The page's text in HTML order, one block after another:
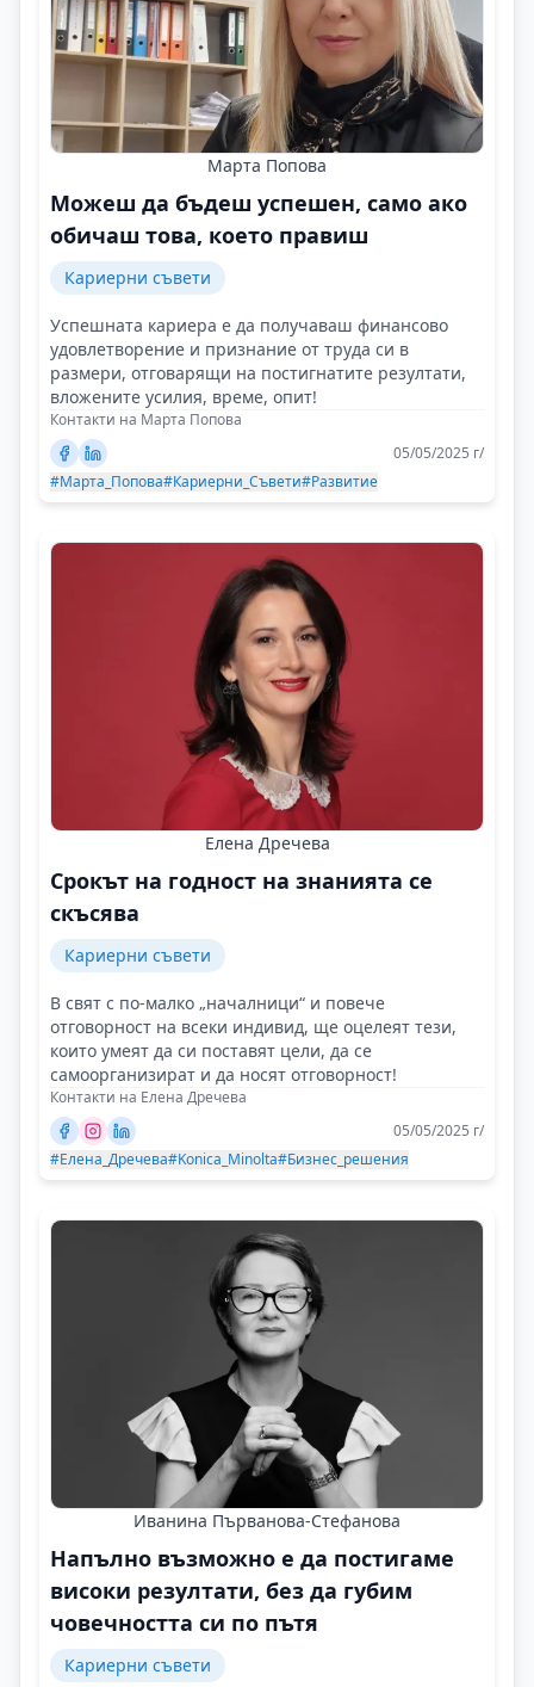
Марта Попова
Можеш да бъдеш успешен, само ако
обичаш това, което правиш
Кариерни съвети
Успешната кариера е да получаваш финансово
удовлетворение и признание от труда си в
размери, отговарящи на постигнатите резултати,
вложените усилия, време, опит!
Контакти на Марта Попова
05/05/2025 г/
#Марта_Попова#Кариерни_Съвети#Развитие
Елена Дречева
Срокът на годност на знанията се
скъсява
Кариерни съвети
В свят с по-малко „началници“ и повече
отговорност на всеки индивид, ще оцелеят тези,
които умеят да си поставят цели, да се
самоорганизират и да носят отговорност!
Контакти на Елена Дречева
05/05/2025 г/
#Елена_Дречева#Konica_Minolta#Бизнес_решения
Иванина Първанова-Стефанова
Напълно възможно е да постигаме
високи резултати, без да губим
човечността си по пътя
Кариерни съвети